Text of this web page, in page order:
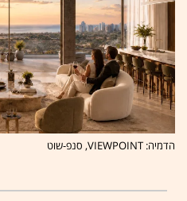
הדמיה: VIEWPOINT, סנפ-שוט